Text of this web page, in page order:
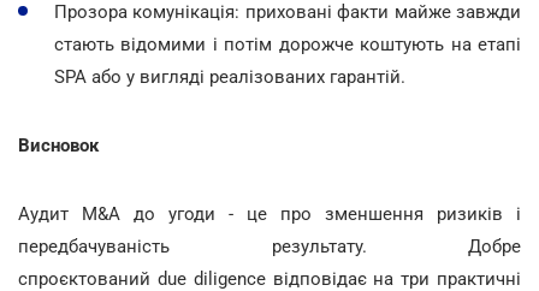
Прозора комунікація: приховані факти майже завжди
стають відомими і потім дорожче коштують на етапі
SPA або у вигляді реалізованих гарантій.
Висновок
Аудит M&A до угоди - це про зменшення ризиків і
передбачуваність результату. Добре
спроєктований due diligence відповідає на три практичні